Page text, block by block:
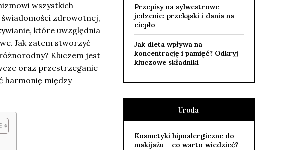
wszystkich
świadomości zdrowotnej,
które uwzględnia
Jak zatem stworzyć
Kluczem jest
oraz przestrzeganie
harmonię między
Przepisy na sylwestrowe
jedzenie: przekąski i dania na
ciepło
Jak dieta wpływa na
koncentrację i pamięć? Odkryj
kluczowe składniki
Uroda
Kosmetyki hipoalergiczne do
makijażu – co warto wiedzieć?